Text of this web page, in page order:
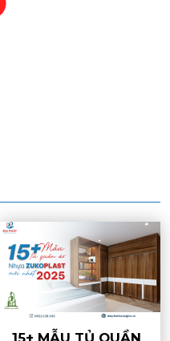
15+ MẪU TỦ QUẦN